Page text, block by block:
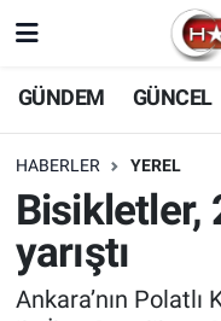
GÜNDEM GÜNCEL
HABERLER YEREL
Bisikletler,
yarıştı
Ankara’nın Polatlı
Nöbetçi
Hava Durumu
Trafik Durumu
Süper Lig Puan